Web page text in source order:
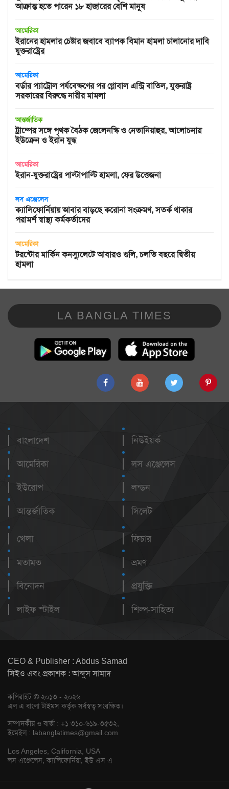
আক্রান্ত হতে পারেন ১৮ হাজারের বেশি মানুষ
আমেরিকা
ইরানের হামলার চেষ্টার জবাবে ব্যাপক বিমান হামলা চালানোর দাবি
যুক্তরাষ্ট্রের
আমেরিকা
বর্ডার প্যাট্রোল পর্যবেক্ষণের পর গ্লোবাল এন্ট্রি বাতিল, যুক্তরাষ্ট্র
সরকারের বিরুদ্ধে নারীর মামলা
আন্তর্জাতিক
ট্রাম্পের সঙ্গে পৃথক বৈঠক জেলেনস্কি ও নেতানিয়াহুর, আলোচনায়
ইউক্রেন ও ইরান যুদ্ধ
আমেরিকা
ইরান-যুক্তরাষ্ট্রের পাল্টাপাল্টি হামলা, ফের উত্তেজনা
লস এঞ্জেলেস
ক্যালিফোর্নিয়ায় আবার বাড়ছে করোনা সংক্রমণ, সতর্ক থাকার
পরামর্শ স্বাস্থ্য কর্মকর্তাদের
আমেরিকা
টরন্টোর মার্কিন কনস্যুলেটে আবারও গুলি, চলতি বছরে দ্বিতীয়
হামলা
LA BANGLA TIMES
বাংলাদেশ
আমেরিকা
ইউরোপ
আন্তর্জাতিক
নিউইয়র্ক
লস এঞ্জেলেস
লন্ডন
সিলেট
খেলা
মতামত
বিনোদন
লাইফ স্টাইল
ফিচার
ভ্রমণ
প্রযুক্তি
শিল্প-সাহিত্য
CEO & Publisher : Abdus Samad
সিইও এবং প্রকাশক : আব্দুস সামাদ
কপিরাইট © ২০১৩ - ২০২৬
এল এ বাংলা টাইমস কর্তৃক সর্বস্বত্ব সংরক্ষিত।
সম্পাদকীয় ও বার্তা : +১ ৩১০-৬১৯-৩৫৩২,
ইমেইল : labanglatimes@gmail.com
Los Angeles, California, USA
লস এঞ্জেলেস, ক্যালিফোর্নিয়া, ইউ এস এ